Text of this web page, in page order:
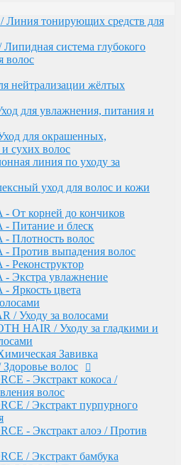
Яркость цвета
/ Уходу за волосами
HAIR / Уходу за гладкими и
Завивка
волос
- Экстракт кокоса /
волос
/ Экстракт пурпурного
- Экстракт алоэ / Против
/ Экстракт бамбука
COLOR / Поддержание яркости
окрашенными волосами
TREATMENT / Кератиновое
/ Кератиновое выпрямление
/ Пигмент прямого действия
/ Тонирующие маски
премиум-серия
MEN
/ Салонный уход
Уход за светлыми волосами
для бровей и ресниц
- Гель-краска для волос
(8 тонов)
- Безаммиачный масляный
NEW - Окисляющая крем-
тонирующих средств для
система глубокого
волос
нейтрализации жёлтых
для увлажнения, питания и
для окрашенных,
сухих волос
линия по уходу за
уход для волос и кожи
От корней до кончиков
Питание и блеск
Плотность волос
Против выпадения волос
Реконструктор
Экстра увлажнение
Яркость цвета
/ Уходу за волосами
HAIR / Уходу за гладкими и
Завивка
волос
- Экстракт кокоса /
волос
/ Экстракт пурпурного
- Экстракт алоэ / Против
/ Экстракт бамбука